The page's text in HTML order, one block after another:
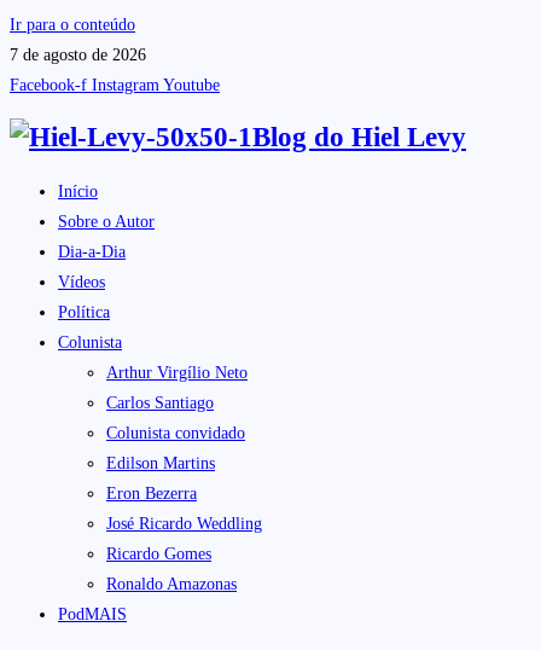
Ir para o conteúdo
7 de agosto de 2026
Facebook-f Instagram Youtube
Blog do Hiel Levy
Início
Sobre o Autor
Dia-a-Dia
Vídeos
Política
Colunista
Arthur Virgílio Neto
Carlos Santiago
Colunista convidado
Edilson Martins
Eron Bezerra
José Ricardo Weddling
Ricardo Gomes
Ronaldo Amazonas
PodMAIS